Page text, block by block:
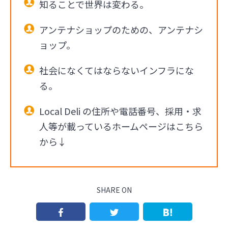
知ることで世界は変わる。
アンテナショップのための、アンテナシ
ョップ。
社会になくてはならないインフラにな
る。
Local Deli の住所や電話番号、採用・求
人等が載っているホームページはこちら
から↓
SHARE ON